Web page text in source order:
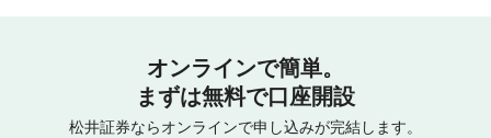
オンラインで簡単。
まずは無料で口座開設
松井証券ならオンラインで申し込みが完結します。